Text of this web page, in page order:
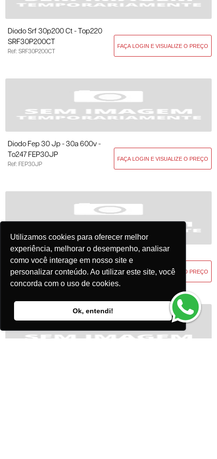
Utilizamos cookies para oferecer melhor
experiência, melhorar o desempenho, analisar
como você interage em nosso site e
personalizar conteúdo. Ao utilizar este site, você
concorda com o uso de cookies.
Ok, entendi!
Diodo Srf 30p200 Ct - Top220
SRF30P200CT
Ref: SRF30P200CT
Diodo Fep 30 Jp - 30a 600v -
To247 FEP30JP
Ref: FEP30JP
Diodo Fr 607 FR607
Ref: FR607